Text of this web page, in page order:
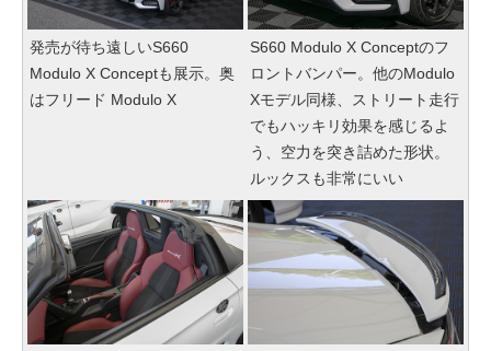
発売が待ち遠しいS660
Modulo X Conceptも展示。奥
はフリード Modulo X
S660 Modulo X Conceptのフ
ロントバンパー。他のModulo
Xモデル同様、ストリート走行
でもハッキリ効果を感じるよ
う、空力を突き詰めた形状。
ルックスも非常にいい